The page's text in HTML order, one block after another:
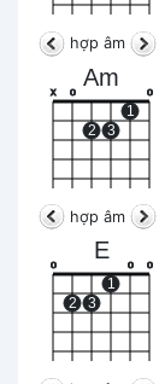
hợp âm
Am
x o
2 3
1
o
hợp âm
E
o
2 3
1
o o